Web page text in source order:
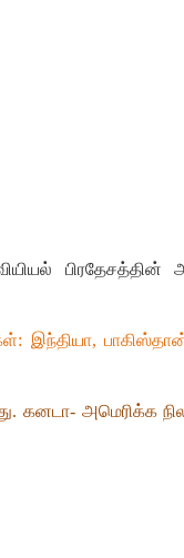
பிரதேசத்தின்
கனடா- அமெரிக்க